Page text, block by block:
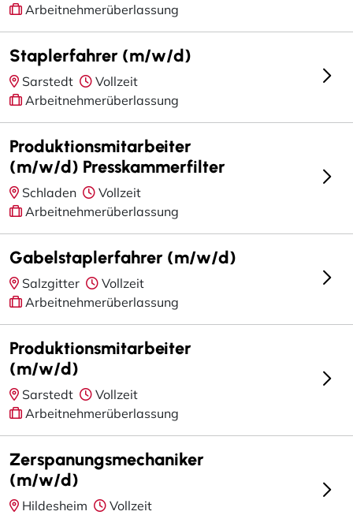
Arbeitnehmerüberlassung
Staplerfahrer (m/w/d)
Sarstedt
Vollzeit
Arbeitnehmerüberlassung
Produktionsmitarbeiter
(m/w/d) Presskammerfilter
Schladen
Vollzeit
Arbeitnehmerüberlassung
Gabelstaplerfahrer (m/w/d)
Salzgitter
Vollzeit
Arbeitnehmerüberlassung
Produktionsmitarbeiter
(m/w/d)
Sarstedt
Vollzeit
Arbeitnehmerüberlassung
Zerspanungsmechaniker
(m/w/d)
Hildesheim
Vollzeit